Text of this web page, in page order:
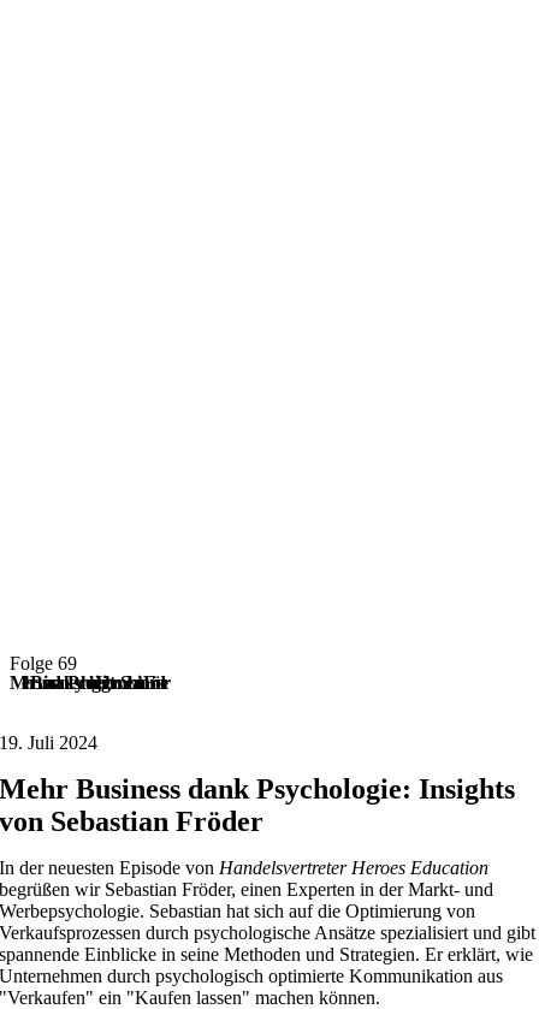
Folge 69
Mehr Business dank Psychologie: Insights von Sebastian Fröder
19. Juli 2024
Mehr Business dank Psychologie: Insights
von Sebastian Fröder
In der neuesten Episode von Handelsvertreter Heroes Education
begrüßen wir Sebastian Fröder, einen Experten in der Markt- und
Werbepsychologie. Sebastian hat sich auf die Optimierung von
Verkaufsprozessen durch psychologische Ansätze spezialisiert und gibt
spannende Einblicke in seine Methoden und Strategien. Er erklärt, wie
Unternehmen durch psychologisch optimierte Kommunikation aus
"Verkaufen" ein "Kaufen lassen" machen können.